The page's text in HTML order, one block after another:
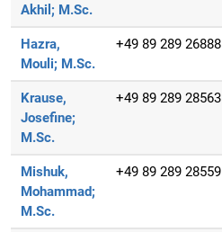
Akhil; M.Sc.
Hazra,
Mouli; M.Sc.
+49 89 289 26888
Krause,
Josefine;
M.Sc.
+49 89 289 28563
Mishuk,
Mohammad;
M.Sc.
+49 89 289 28559